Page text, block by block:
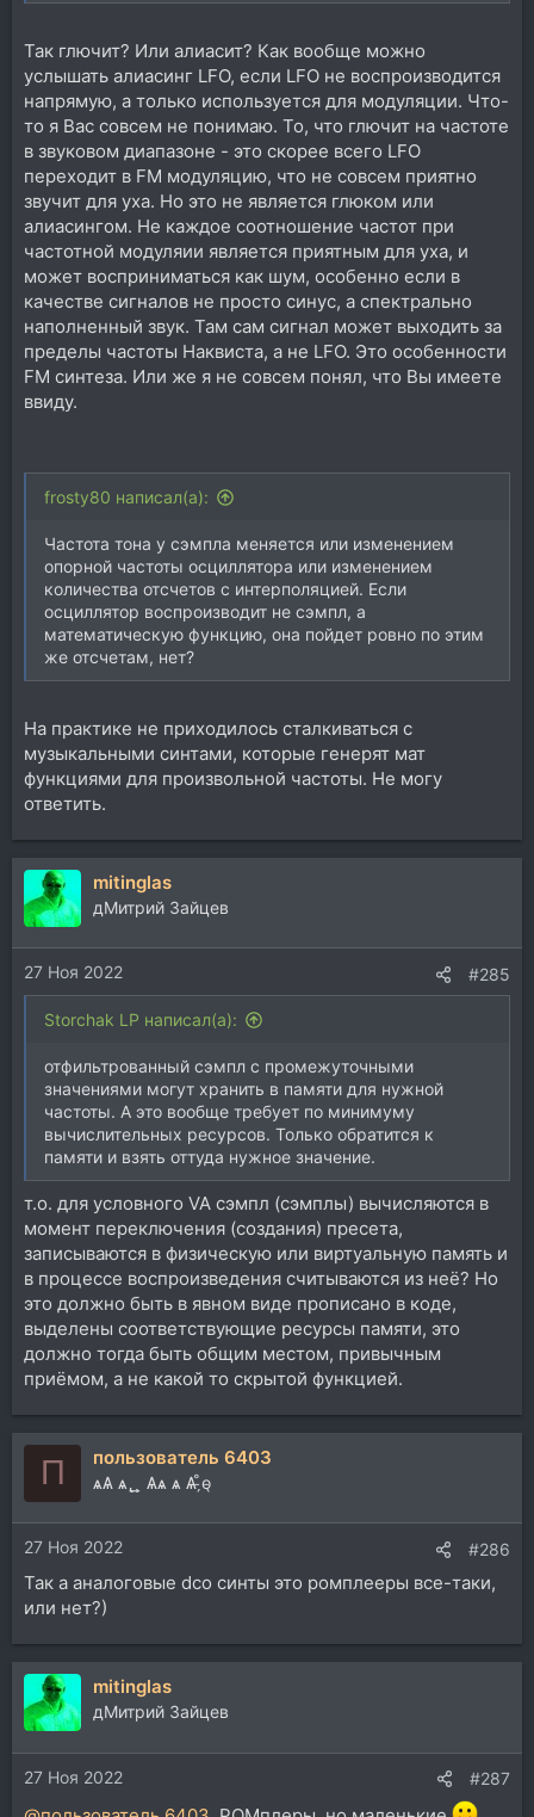
Так глючит? Или алиасит? Как вообще можно
услышать алиасинг LFO, если LFO не воспроизводится
напрямую, а только используется для модуляции. Что-
то я Вас совсем не понимаю. То, что глючит на частоте
в звуковом диапазоне - это скорее всего LFO
переходит в FM модуляцию, что не совсем приятно
звучит для уха. Но это не является глюком или
алиасингом. Не каждое соотношение частот при
частотной модуляии является приятным для уха, и
может восприниматься как шум, особенно если в
качестве сигналов не просто синус, а спектрально
наполненный звук. Там сам сигнал может выходить за
пределы частоты Наквиста, а не LFO. Это особенности
FM синтеза. Или же я не совсем понял, что Вы имеете
ввиду.
frosty80 написал(а):
Частота тона у сэмпла меняется или изменением
опорной частоты осциллятора или изменением
количества отсчетов с интерполяцией. Если
осциллятор воспроизводит не сэмпл, а
математическую функцию, она пойдет ровно по этим
же отсчетам, нет?
На практике не приходилось сталкиваться с
музыкальными синтами, которые генерят мат
функциями для произвольной частоты. Не могу
ответить.
mitinglas
дМитрий Зайцев
27 Ноя 2022 #285
Storchak LP написал(а):
отфильтрованный сэмпл c промежуточными
значениями могут хранить в памяти для нужной
частоты. А это вообще требует по минимуму
вычислительных ресурсов. Только обратится к
памяти и взять оттуда нужное значение.
т.о. для условного VA сэмпл (сэмплы) вычисляются в
момент переключения (создания) пресета,
записываются в физическую или виртуальную память и
в процессе воспроизведения считываются из неё? Но
это должно быть в явном виде прописано в коде,
выделены соответствующие ресурсы памяти, это
должно тогда быть общим местом, привычным
приёмом, а не какой то скрытой функцией.
П пользователь 6403
ѧѦ ѧ ̢ ̱ ̧̱ Ѧѧ ѧ Ѧ ̵̗̊o̵̖
27 Ноя 2022 #286
Так а аналоговые dco синты это ромплееры все-таки,
или нет?)
mitinglas
дМитрий Зайцев
27 Ноя 2022 #287